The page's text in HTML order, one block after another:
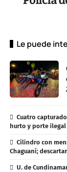
Le puede
Cuatro
hurto y porte ilegal
Cilindro con
Chaguaní;
U. de